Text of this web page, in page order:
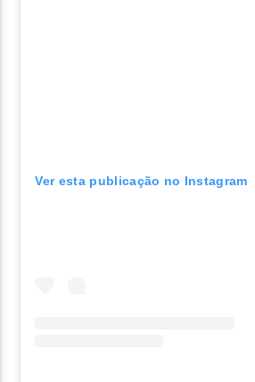
Ver esta publicação no Instagram